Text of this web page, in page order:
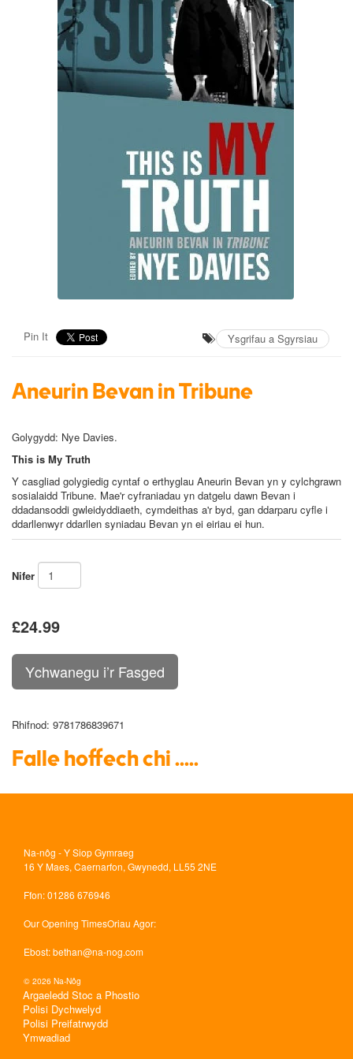
Pin It Ysgrifau a Sgyrsiau
Aneurin Bevan in Tribune
Golygydd: Nye Davies.
This is My Truth
Y casgliad golygiedig cyntaf o erthyglau Aneurin Bevan yn y cylchgrawn
sosialaidd Tribune. Mae'r cyfraniadau yn datgelu dawn Bevan i
ddadansoddi gwleidyddiaeth, cymdeithas a'r byd, gan ddarparu cyfle i
ddarllenwyr ddarllen syniadau Bevan yn ei eiriau ei hun.
Nifer
£24.99
Rhifnod: 9781786839671
Falle hoffech chi .....
Na-nôg - Y Siop Gymraeg
16 Y Maes, Caernarfon, Gwynedd, LL55 2NE
Ffon: 01286 676946
Our Opening TimesOriau Agor:
Ebost:bethan@na-nog.com
© 2026 Na-Nôg
Argaeledd Stoc a Phostio
Polisi Dychwelyd
Polisi Preifatrwydd
Ymwadiad